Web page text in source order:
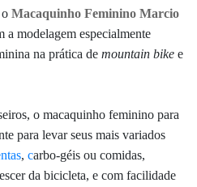
o Macaquinho Feminino Marcio
a modelagem especialmente
na prática de mountain bike e
o macaquinho feminino para
para levar seus mais variados
, carbo-géis ou comidas,
da bicicleta, e com facilidade